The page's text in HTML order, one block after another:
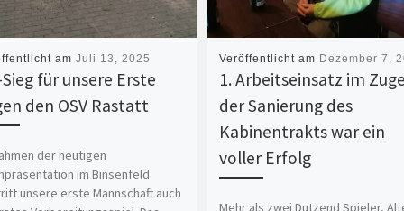
amJuli 13, 2025
für unsere Erste
den OSV Rastatt
der heutigen
im Binsenfeld
unsere erste Mannschaft auch
Veröffentlicht am Dezember 7,
1. Arbeitseinsatz im Zuge
der Sanierung des
Kabinentrakts war ein
voller Erfolg
Mehr als zwei Dutzend Spieler,